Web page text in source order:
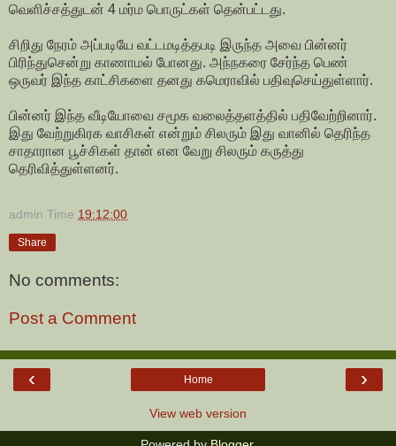
வெளிச்சத்துடன் 4 மர்ம பொருட்கள் தென்பட்டது.
சிறிது நேரம் அப்படியே வட்டமடித்தபடி இருந்த அவை பின்னர்
பிரிந்துசென்று காணாமல் போனது. அந்நகரை சேர்ந்த பெண்
ஒருவர் இந்த காட்சிகளை தனது கமெராவில் பதிவுசெய்துள்ளார்.
பின்னர் இந்த வீடியோவை சமூக வலைத்தளத்தில் பதிவேற்றினார்.
இது வேற்றுகிரக வாசிகள் என்றும் சிலரும் இது வானில் தெரிந்த
சாதாரான பூச்சிகள் தான் என வேறு சிலரும் கருத்து
தெரிவித்துள்ளனர்.
admin Time 19:12:00
Share
No comments:
Post a Comment
‹ ›
Home
View web version